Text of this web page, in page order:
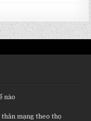
nào
mạng theo thọ